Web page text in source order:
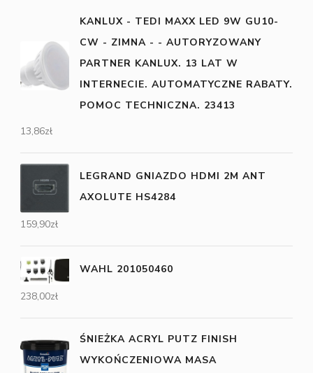
KANLUX - TEDI MAXX LED 9W GU10-
CW - ZIMNA - - AUTORYZOWANY
PARTNER KANLUX. 13 LAT W
INTERNECIE. AUTOMATYCZNE RABATY.
POMOC TECHNICZNA. 23413
13,86zł
LEGRAND GNIAZDO HDMI 2M ANT
AXOLUTE HS4284
159,90zł
WAHL 201050460
238,00zł
ŚNIEŻKA ACRYL PUTZ FINISH
WYKOŃCZENIOWA MASA